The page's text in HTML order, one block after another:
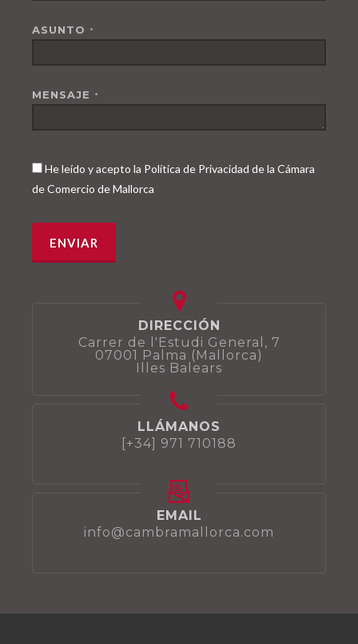
ASUNTO *
MENSAJE *
He leído y acepto la Política de Privacidad de la Cámara
de Comercio de Mallorca
DIRECCIÓN
Carrer de l'Estudi General, 7
07001 Palma (Mallorca)
Illes Balears
LLÁMANOS
[+34] 971 710188
EMAIL
info@cambramallorca.com